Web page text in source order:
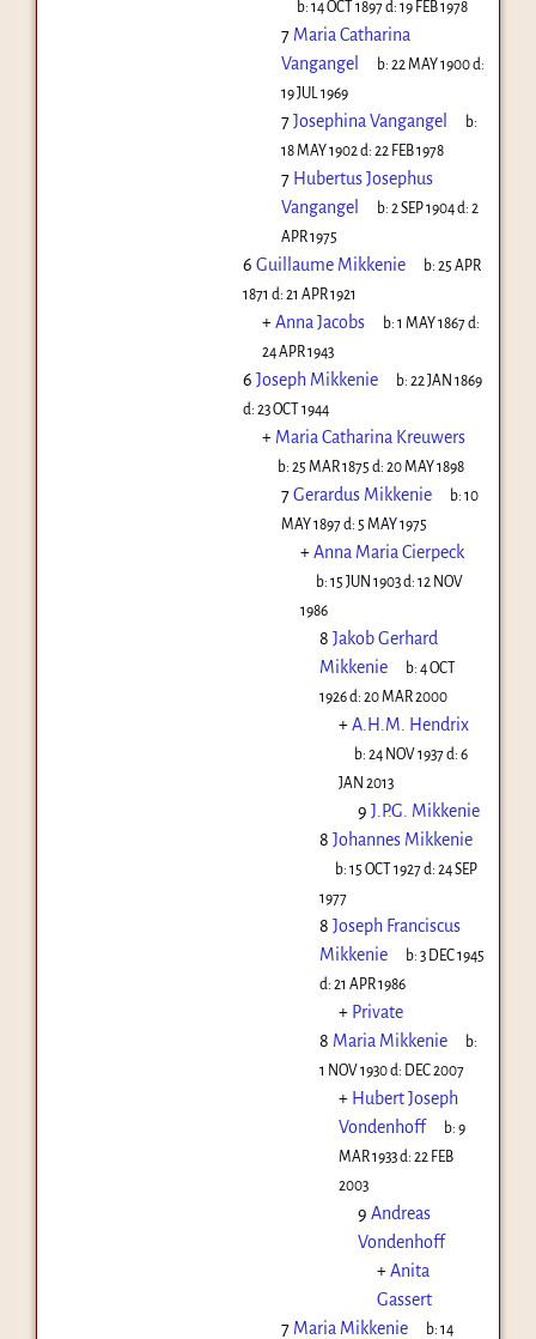
b:14 OCT 1897d:19 FEB 1978
7 Maria Catharina
Vangangel
b:22 MAY 1900d:
19 JUL 1969
7Josephina Vangangel
b:
18 MAY 1902 d: 22 FEB 1978
7 Hubertus Josephus
Vangangel
b:2 SEP 1904d:2
APR 1975
6 Guillaume Mikkenie b:25 APR
1871 d: 21 APR 1921
+Anna Jacobs b:1 MAY 1867d:
24 APR 1943
6 Joseph Mikkenie b:22 JAN 1869
d: 23 OCT 1944
+ Maria Catharina Kreuwers
b:25 MAR 1875 d:20 MAY 1898
7Gerardus Mikkenie b:10
MAY 1897d: 5 MAY 1975
+Anna Maria Cierpeck
b:15 JUN 1903d:12 NOV
1986
8 Jakob Gerhard
Mikkenie
b:4 OCT
1926d: 20 MAR 2000
+A.H.M. Hendrix
b:24 NOV 1937d:6
JAN 2013
9 J.P.G. Mikkenie
8 Johannes Mikkenie
b:15 OCT 1927d:24 SEP
1977
8 Joseph Franciscus
Mikkenie
b:3 DEC 1945
d: 21 APR 1986
+ Private
8 Maria Mikkenie
b:
1 NOV 1930d: DEC 2007
+ Hubert Joseph
Vondenhoff
b:9
MAR 1933d: 22 FEB
2003
9 Andreas
Vondenhoff
+Anita
Gassert
7 Maria Mikkenie b:14